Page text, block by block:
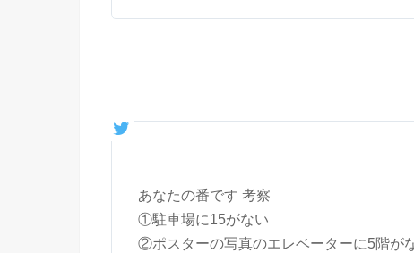
あなたの番です 考察
①駐車場に15がない
②ポスターの写真のエレベーターに5階が